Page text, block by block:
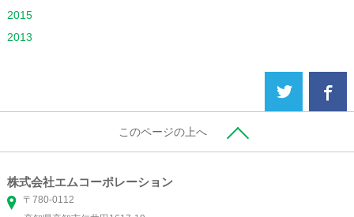
2015
2013
このページの上へ
株式会社エムコーポレーション
〒780-0112